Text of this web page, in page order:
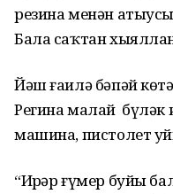
резина менән
Бала саҡтан
Йәш ғаилә бәпәй
Регина малай бүләк
машина, пистолет
“Ирҙәр ғүмер буйы